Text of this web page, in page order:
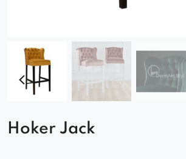
Hoker Jack